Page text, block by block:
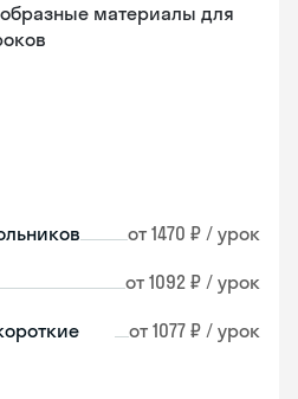
материалы для
от 1470 ₽ / урок
от 1092 ₽ / урок
от 1077 ₽ / урок